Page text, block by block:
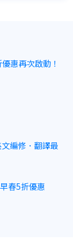
惠再次啟動！
編修．翻譯最
春5折優惠